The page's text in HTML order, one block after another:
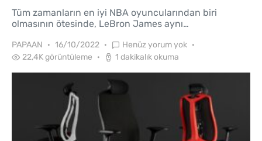
Tüm zamanların en iyi NBA oyuncularından biri
olmasının ötesinde, LeBron James aynı…
PAPAAN 16/10/2022
Henüz yorum yok
22,4K görüntüleme
1 dakikalık okuma